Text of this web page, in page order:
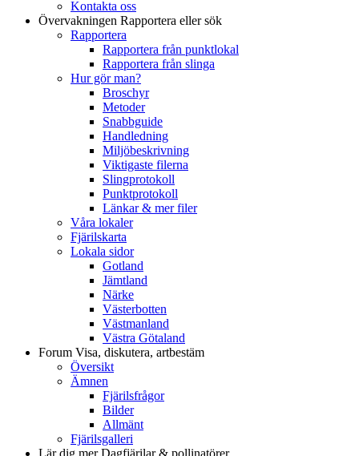
Kontakta oss
Övervakningen Rapportera eller sök
Rapportera
Rapportera från punktlokal
Rapportera från slinga
Hur gör man?
Broschyr
Metoder
Snabbguide
Handledning
Miljöbeskrivning
Viktigaste filerna
Slingprotokoll
Punktprotokoll
Länkar & mer filer
Våra lokaler
Fjärilskarta
Lokala sidor
Gotland
Jämtland
Närke
Västerbotten
Västmanland
Västra Götaland
Forum Visa, diskutera, artbestäm
Översikt
Ämnen
Fjärilsfrågor
Bilder
Allmänt
Fjärilsgalleri
Lär dig merDagfjärilar & pollinatörer